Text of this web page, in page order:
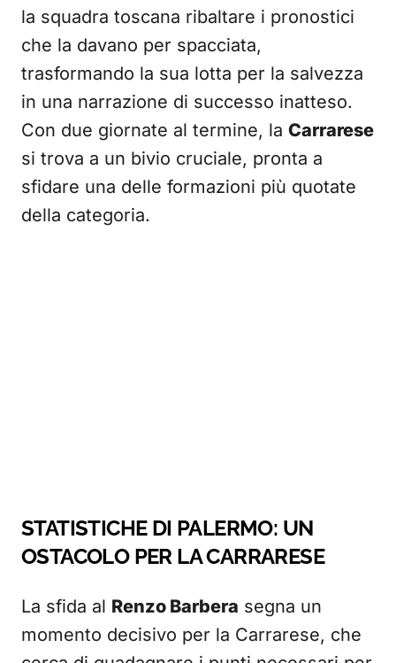
la squadra toscana ribaltare i pronostici
che la davano per spacciata,
trasformando la sua lotta per la salvezza
in una narrazione di successo inatteso.
Con due giornate al termine, la Carrarese
si trova a un bivio cruciale, pronta a
sfidare una delle formazioni più quotate
della categoria.
STATISTICHE DI PALERMO: UN
OSTACOLO PER LA CARRARESE
La sfida al Renzo Barbera segna un
momento decisivo per la Carrarese, che